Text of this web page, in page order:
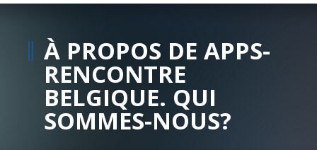
À PROPOS DE APPS-
RENCONTRE
BELGIQUE. QUI
SOMMES-NOUS?